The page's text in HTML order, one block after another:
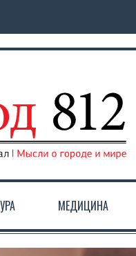
МЕДИЦИНА